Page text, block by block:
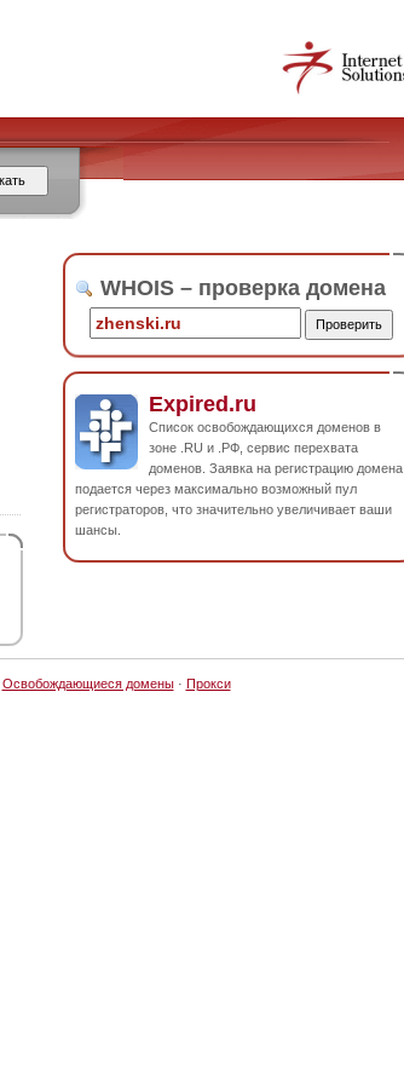
WHOIS – проверка домена
Expired.ru
Список освобождающихся доменов в
зоне .RU и .РФ, сервис перехвата
доменов. Заявка на регистрацию домена
подается через максимально возможный пул
регистраторов, что значительно увеличивает ваши
шансы.
Освобождающиеся домены· Прокси